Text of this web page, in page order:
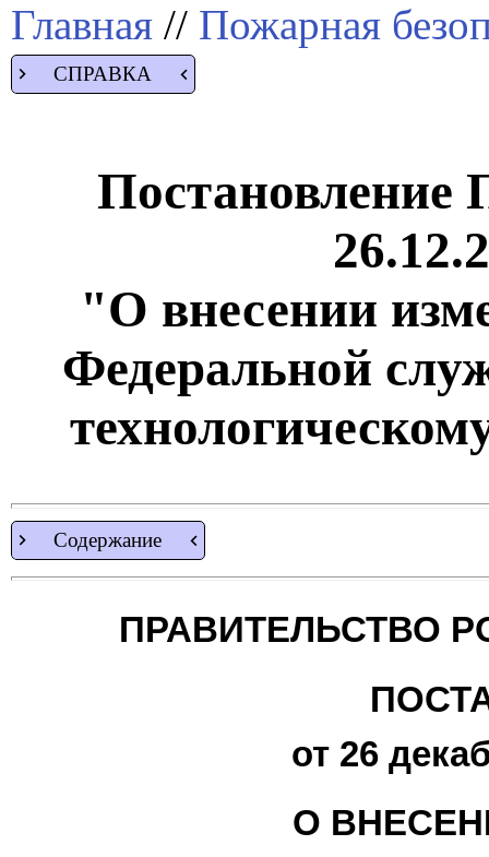
Главная // Пожарная
СПРАВКА
Постановление
"О внесении
Федеральной
Содержание
ПРАВИТЕЛЬСТВО
от 26
О